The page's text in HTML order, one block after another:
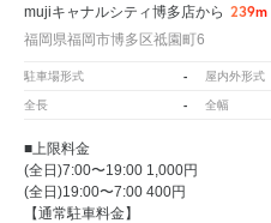
mujiキャナルシティ博多店から 239m
福岡県福岡市博多区祗園町6
駐車場形式 - 屋内外形式
全長 - 全幅
■上限料金
(全日)7:00〜19:00 1,000円
(全日)19:00〜7:00 400円
【通常駐車料金】